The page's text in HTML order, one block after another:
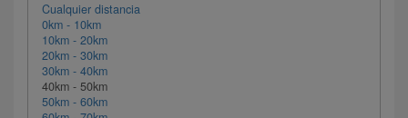
Cualquier distancia
0km - 10km
10km - 20km
20km - 30km
30km - 40km
40km - 50km
50km - 60km